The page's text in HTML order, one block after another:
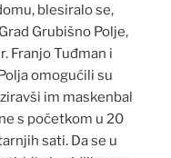
blesiralo se,
Grubišno Polje,
Franjo Tuđman i
omogućili su
im maskenbal
s početkom u 20
sati. Da se u